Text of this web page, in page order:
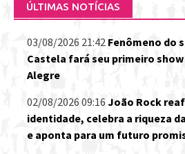
ÚLTIMAS NOTÍCIAS
03/08/2026 21:42 Fenômeno do
Castela fará seu primeiro
Alegre
02/08/2026 09:16 João Rock
identidade, celebra a riqueza
e aponta para um futuro